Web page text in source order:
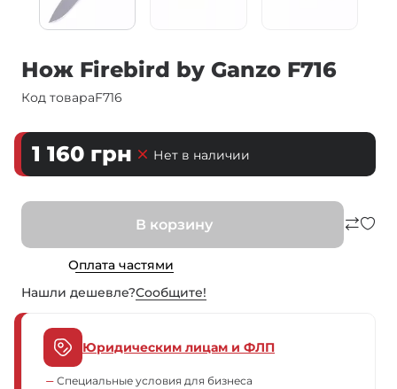
Нож Firebird by Ganzo F716
Код товараF716
1 160 грн Нет в наличии
В корзину
Оплата частями
Нашли дешевле?Сообщите!
Юридическим лицам и ФЛП
Специальные условия для бизнеса